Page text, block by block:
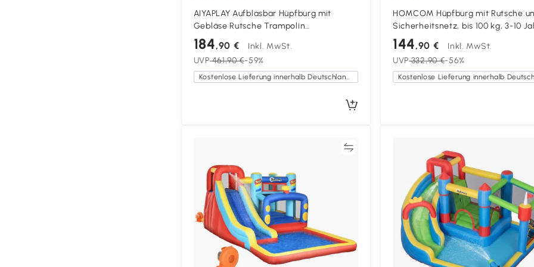
AIYAPLAY Aufblasbar Hüpfburg mit
Gebläse Rutsche Trampolin
Planschbecken/Bällebad Wasserpistole
342x255x209 cm Blau
184,90 €
Inkl. MwSt.
UVP461,90 €-59%
Kostenlose Lieferung innerhalb Deutschlands
HOMCOM Hüpfburg mit Rutsche
Sicherheitsnetz, bis 100 kg, 3-10
300x180x160cm
144,90 €
Inkl. MwSt.
UVP332,90 €-56%